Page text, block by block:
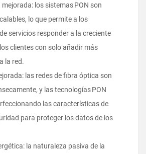
los sistemas PON son
lo que permite a los
servicios responder a la creciente
clientes con solo añadir más
la red.
las redes de fibra óptica son
y las tecnologías PON
las características de
para proteger los datos de los
la naturaleza pasiva de la